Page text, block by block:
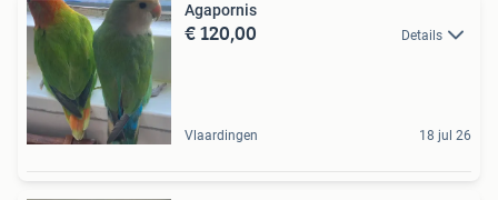
Agapornis
€ 120,00 Details
Vlaardingen 18 jul 26